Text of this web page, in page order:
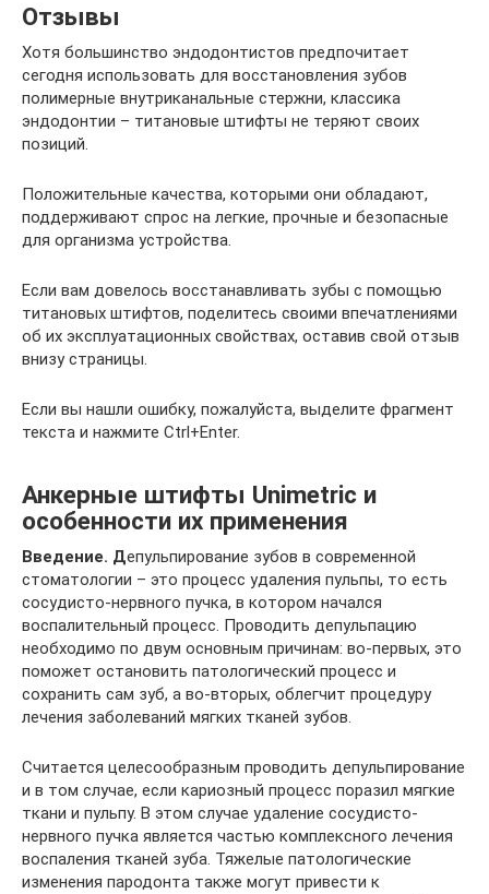
Отзывы
Хотя большинство эндодонтистов предпочитает
сегодня использовать для восстановления зубов
полимерные внутриканальные стержни, классика
эндодонтии – титановые штифты не теряют своих
позиций.
Положительные качества, которыми они обладают,
поддерживают спрос на легкие, прочные и безопасные
для организма устройства.
Если вам довелось восстанавливать зубы с помощью
титановых штифтов, поделитесь своими впечатлениями
об их эксплуатационных свойствах, оставив свой отзыв
внизу страницы.
Если вы нашли ошибку, пожалуйста, выделите фрагмент
текста и нажмите Ctrl+Enter.
Анкерные штифты Unimetric и
особенности их применения
Введение. Депульпирование зубов в современной
стоматологии – это процесс удаления пульпы, то есть
сосудисто-нервного пучка, в котором начался
воспалительный процесс. Проводить депульпацию
необходимо по двум основным причинам: во-первых, это
поможет остановить патологический процесс и
сохранить сам зуб, а во-вторых, облегчит процедуру
лечения заболеваний мягких тканей зубов.
Считается целесообразным проводить депульпирование
и в том случае, если кариозный процесс поразил мягкие
ткани и пульпу. В этом случае удаление сосудисто-
нервного пучка является частью комплексного лечения
воспаления тканей зуба. Тяжелые патологические
изменения пародонта также могут привести к